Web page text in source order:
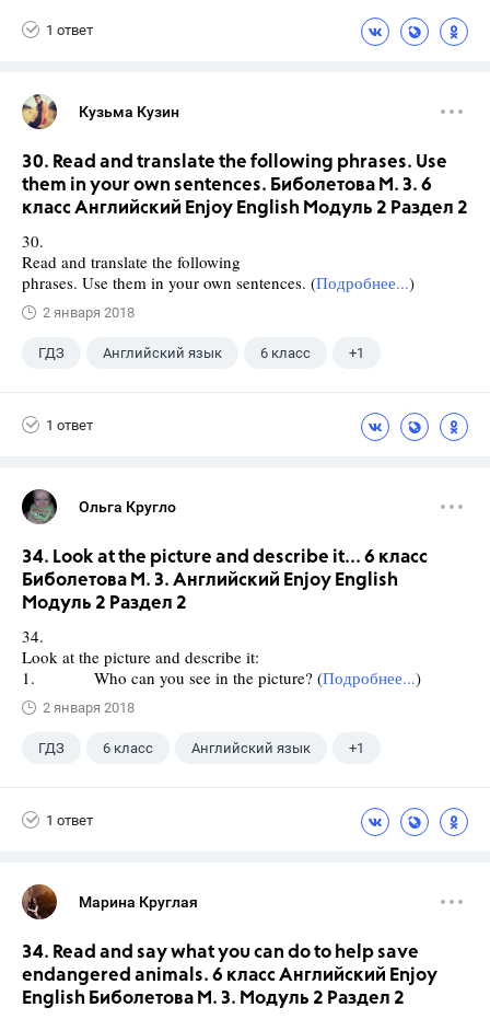
1 ответ
Кузьма Кузин
30. Read and translate the following phrases. Use
them in your own sentences. Биболетова М. З. 6
класс Английский Enjoy English Модуль 2 Раздел 2
30.
Read and translate the following
phrases. Use them in your own sentences. (Подробнее...)
2 января 2018
ГДЗ Английский язык 6 класс +1
1 ответ
Ольга Кругло
34. Look at the picture and describe it... 6 класс
Биболетова М. З. Английский Enjoy English
Модуль 2 Раздел 2
34.
Look at the picture and describe it:
1. Who can you see in the picture? (Подробнее...)
2 января 2018
ГДЗ 6 класс Английский язык +1
1 ответ
Марина Круглая
34. Read and say what you can do to help save
endangered animals. 6 класс Английский Enjoy
English Биболетова М. З. Модуль 2 Раздел 2